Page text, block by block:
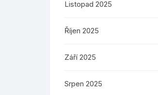
Listopad 2025
Říjen 2025
Září 2025
Srpen 2025